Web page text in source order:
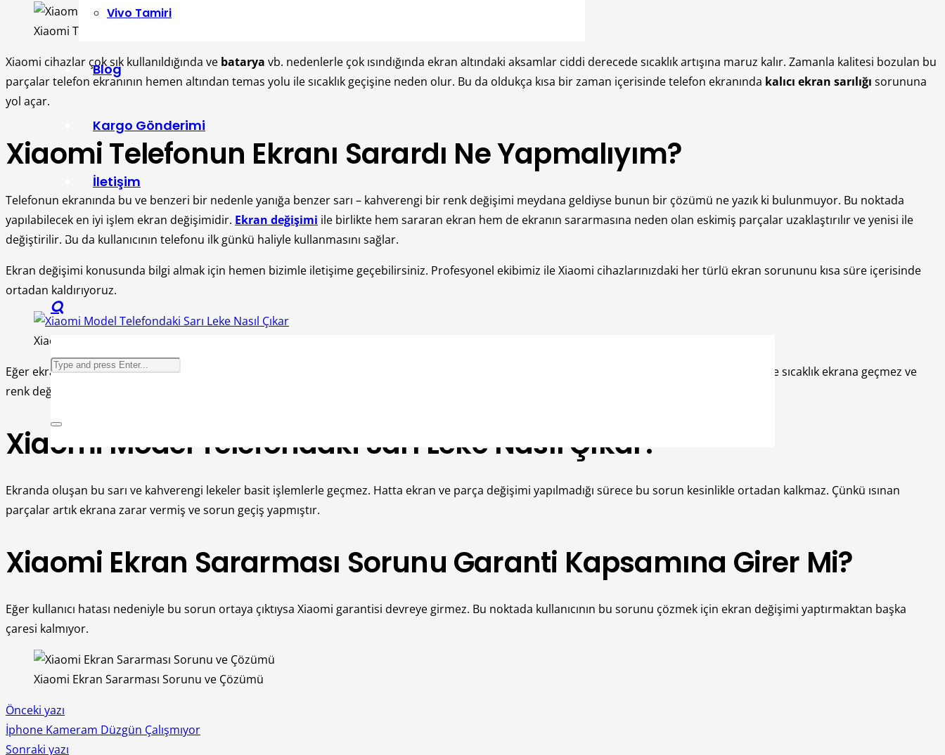
Vivo Tamiri
Blog
Kargo Gönderimi
İletişim
Xiaomi Telefonun Ekranı Sarardı Ne Yapmalıyım
Xiaomi cihazlar çok sık kullanıldığında ve batarya vb. nedenlerle çok ısındığında ekran altındaki aksamlar ciddi derecede sıcaklık artışına maruz kalır. Zamanla kalitesi bozulan bu
parçalar telefon ekranının hemen altından temas yolu ile sıcaklık geçişine neden olur. Bu da oldukça kısa bir zaman içerisinde telefon ekranında kalıcı ekran sarılığı sorununa
yol açar.
Xiaomi Telefonun Ekranı Sarardı Ne Yapmalıyım?
Telefonun ekranında bu ve benzeri bir nedenle yanığa benzer sarı – kahverengi bir renk değişimi meydana geldiyse bunun bir çözümü ne yazık ki bulunmuyor. Bu noktada
yapılabilecek en iyi işlem ekran değişimidir. Ekran değişimi ile birlikte hem sararan ekran hem de ekranın sararmasına neden olan eskimiş parçalar uzaklaştırılır ve yenisi ile
değiştirilir. Bu da kullanıcının telefonu ilk günkü haliyle kullanmasını sağlar.
Ekran değişimi konusunda bilgi almak için hemen bizimle iletişime geçebilirsiniz. Profesyonel ekibimiz ile Xiaomi cihazlarınızdaki her türlü ekran sorununu kısa süre içerisinde
ortadan kaldırıyoruz.
Xiaomi Model Telefondaki Sarı Leke Nasıl Çıkar
Eğer ekran değişimi yaptırmak istemiyorsanız telefonun çok fazla ısınmamasına ve gün içerisinde daha az kullanmaya dikkat etmelisiniz. Bu sayede sıcaklık ekrana geçmez ve
renk değişimi görülmez.
Xiaomi Model Telefondaki Sarı Leke Nasıl Çıkar?
Ekranda oluşan bu sarı ve kahverengi lekeler basit işlemlerle geçmez. Hatta ekran ve parça değişimi yapılmadığı sürece bu sorun kesinlikle ortadan kalkmaz. Çünkü ısınan
parçalar artık ekrana zarar vermiş ve sorun geçiş yapmıştır.
Xiaomi Ekran Sararması Sorunu Garanti Kapsamına Girer Mi?
Eğer kullanıcı hatası nedeniyle bu sorun ortaya çıktıysa Xiaomi garantisi devreye girmez. Bu noktada kullanıcının bu sorunu çözmek için ekran değişimi yaptırmaktan başka
çaresi kalmıyor.
Xiaomi Ekran Sararması Sorunu ve Çözümü
Önceki yazı
İphone Kameram Düzgün Çalışmıyor
Sonraki yazı